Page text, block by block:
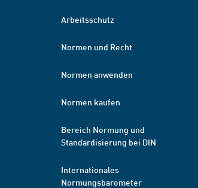
Arbeitsschutz
Normen und Recht
Normen anwenden
Normen kaufen
Bereich Normung und
Standardisierung bei DIN
Internationales
Normungsbarometer